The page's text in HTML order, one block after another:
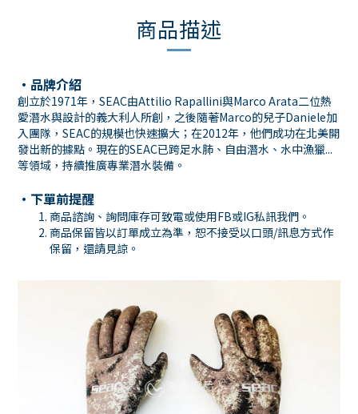
商品描述
・品牌介紹
創立於1971年，SEAC由Attilio Rapallini與Marco Arata二位熱
愛潛水與設計的義大利人所創，之後隨著Marco的兒子Daniele加
入團隊，SEAC的規模也快速擴大；在2012年，他們成功在北美開
發出新的據點。現在的SEAC已跨足水肺、自由潛水、水中漁獵...
等領域，持續推廣專業潛水裝備。
・下單前提醒
商品諮詢、詢問庫存可致電或使用FB或IG私訊我們。
商品保留皆以訂單成立為準，恕不接受以口頭/訊息方式作
保留，還請見諒。